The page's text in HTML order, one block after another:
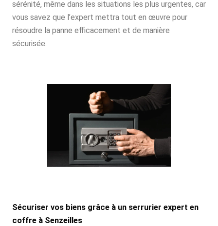
sérénité, même dans les situations les plus urgentes, car
vous savez que l’expert mettra tout en œuvre pour
résoudre la panne efficacement et de manière
sécurisée.
Sécuriser vos biens grâce à un serrurier expert en
coffre à Senzeilles